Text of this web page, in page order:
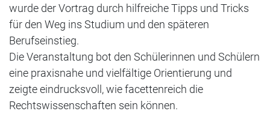
wurde der Vortrag durch hilfreiche Tipps und Tricks
für den Weg ins Studium und den späteren
Berufseinstieg.
Die Veranstaltung bot den Schülerinnen und Schülern
eine praxisnahe und vielfältige Orientierung und
zeigte eindrucksvoll, wie facettenreich die
Rechtswissenschaften sein können.